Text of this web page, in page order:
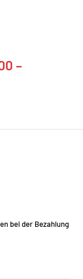
–
bei der Bezahlung